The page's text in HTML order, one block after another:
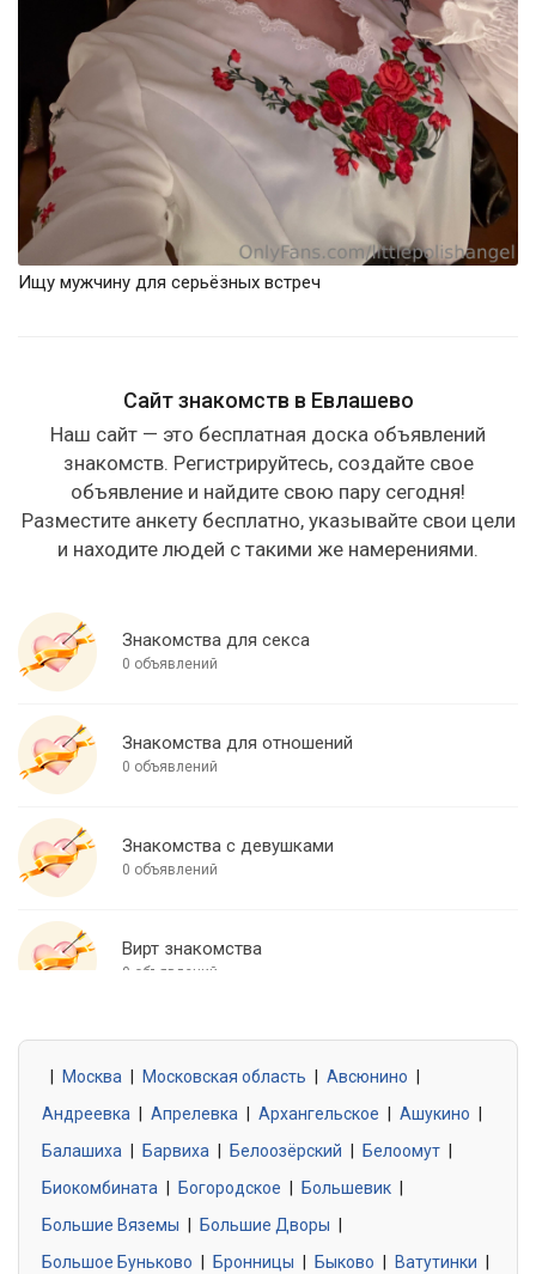
Ищу мужчину для серьёзных встреч
Сайт знакомств в Евлашево
Наш сайт — это бесплатная доска объявлений
знакомств. Регистрируйтесь, создайте свое
объявление и найдите свою пару сегодня!
Разместите анкету бесплатно, указывайте свои цели
и находите людей с такими же намерениями.
Знакомства для секса
0 объявлений
Знакомства для отношений
0 объявлений
Знакомства с девушками
0 объявлений
Вирт знакомства
0 объявлений
0 объявлений
Знакомства без обязательств
0 объявлений
Москва Московская область Авсюнино
Андреевка
Апрелевка Архангельское Ашукино
Балашиха
Барвиха Белоозёрский Белоомут
Биокомбината
Богородское Большевик
Большие Вяземы
Большие Дворы
Большое Буньково
Бронницы Быково Ватутинки